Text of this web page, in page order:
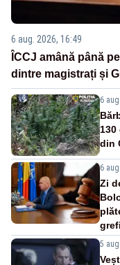
6 aug. 2026, 16:49
ÎCCJ amână până
dintre magistrați și
6
din
6
Zi
5